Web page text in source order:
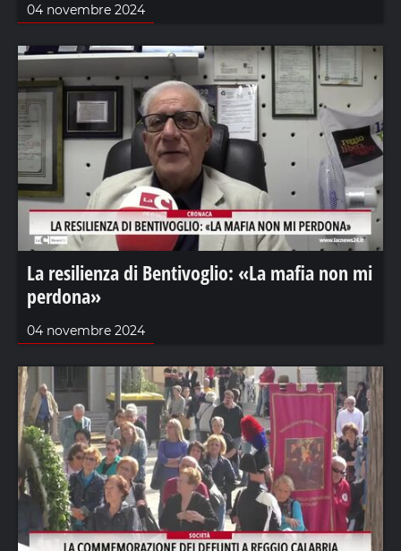
04 novembre 2024
La resilienza di Bentivoglio: «La mafia non mi
perdona»
04 novembre 2024